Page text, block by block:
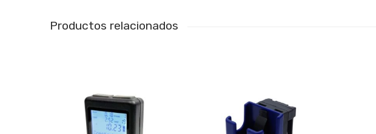
Productos relacionados